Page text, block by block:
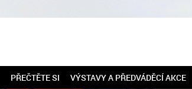
PŘEČTĚTE SI VÝSTAVY A PŘEDVÁDĚCÍ AKCE